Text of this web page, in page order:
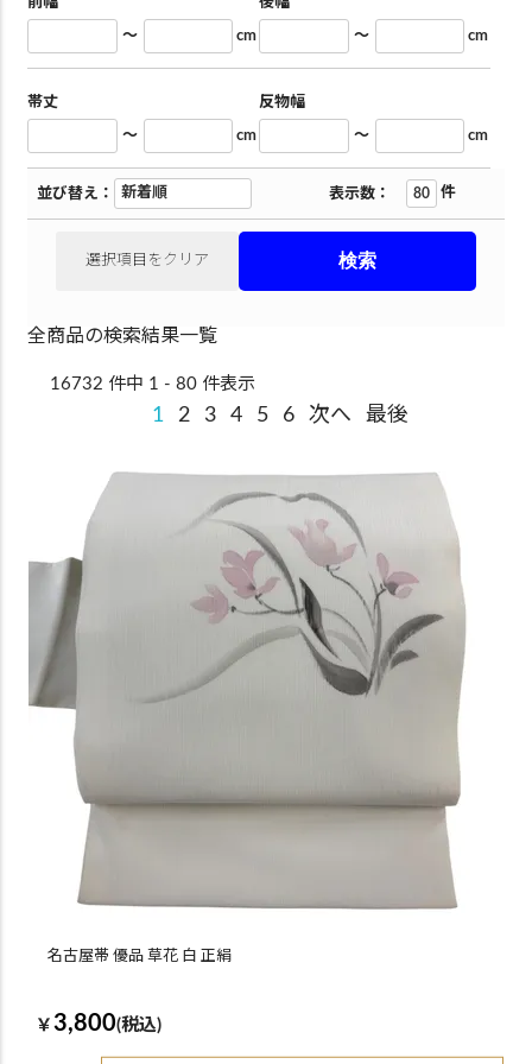
～ cm ～ cm
帯丈
～ cm
反物幅
～ cm
並び替え： 表示数： 件
選択項目をクリア
全商品の検索結果一覧
16732 件中 1 - 80 件表示
1 2 3 4 5 6 次へ 最後
名古屋帯 優品 草花 白 正絹
￥ 3,800(税込)